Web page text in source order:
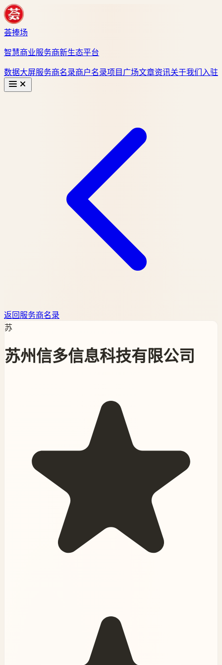
荟捧场
智慧商业服务商新生态平台
数据大屏服务商名录商户名录项目广场文章资讯关于我们 入驻
返回服务商名录
苏
苏州信多信息科技有限公司